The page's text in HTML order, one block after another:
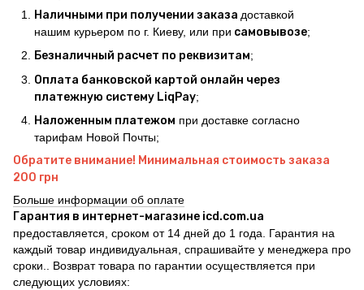
Наличными при получении заказа доставкой
нашим курьером по г. Киеву, или при самовывозе;
Безналичный расчет по реквизитам;
Оплата банковской картой онлайн через
платежную систему LiqPay;
Наложенным платежом при доставке согласно
тарифам Новой Почты;
Обратите внимание! Минимальная стоимость заказа
200 грн
Больше информации об оплате
Гарантия в интернет-магазине icd.com.ua
предоставляется, сроком от 14 дней до 1 года. Гарантия на
каждый товар индивидуальная, спрашивайте у менеджера про
сроки.. Возврат товара по гарантии осуществляется при
следующих условиях: